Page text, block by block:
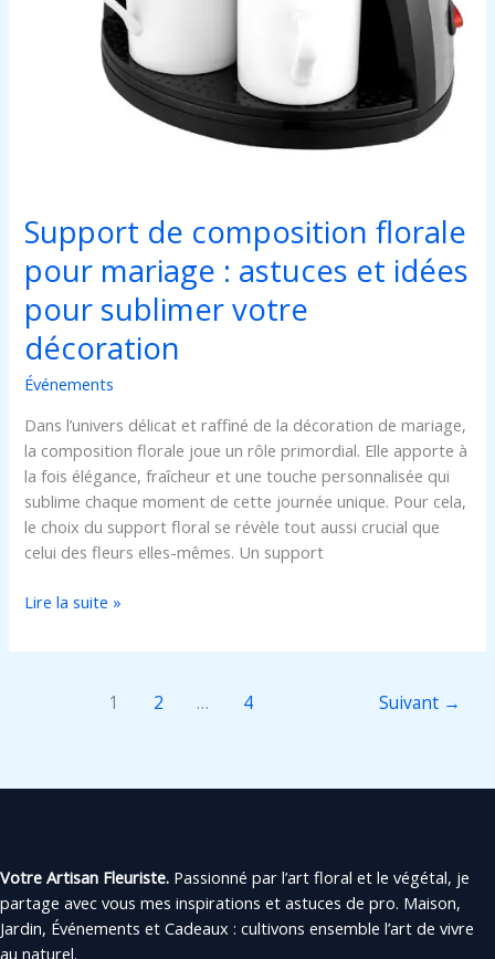
Support de composition florale
pour mariage : astuces et idées
pour sublimer votre
décoration
Événements
Dans l’univers délicat et raffiné de la décoration de mariage,
la composition florale joue un rôle primordial. Elle apporte à
la fois élégance, fraîcheur et une touche personnalisée qui
sublime chaque moment de cette journée unique. Pour cela,
le choix du support floral se révèle tout aussi crucial que
celui des fleurs elles-mêmes. Un support
Lire la suite »
1 2 … 4 Suivant →
Votre Artisan Fleuriste. Passionné par l’art floral et le végétal, je
partage avec vous mes inspirations et astuces de pro. Maison,
Jardin, Événements et Cadeaux : cultivons ensemble l’art de vivre
au naturel.